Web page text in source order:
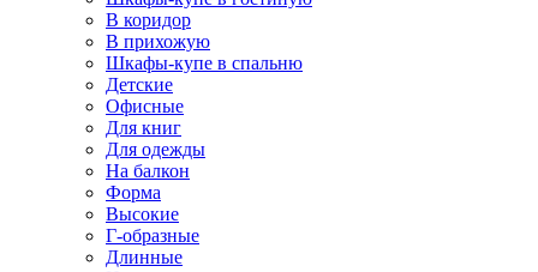
В коридор
В прихожую
Шкафы-купе в спальню
Детские
Офисные
Для книг
Для одежды
На балкон
Форма
Высокие
Г-образные
Длинные